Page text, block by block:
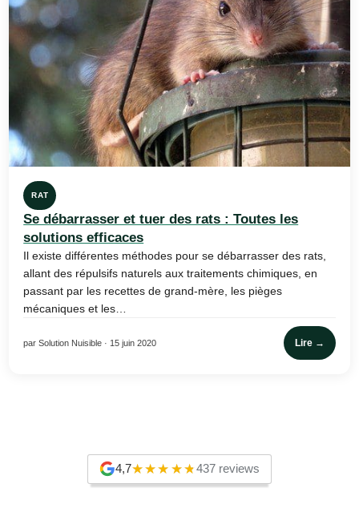
RAT
Se débarrasser et tuer des rats : Toutes les
solutions efficaces
Il existe différentes méthodes pour se débarrasser des rats,
allant des répulsifs naturels aux traitements chimiques, en
passant par les recettes de grand-mère, les pièges
mécaniques et les…
par Solution Nuisible · 15 juin 2020 Lire →
4,7 437 reviews